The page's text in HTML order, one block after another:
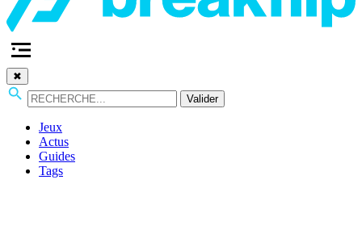
✖
Valider
Jeux
Actus
Guides
Tags